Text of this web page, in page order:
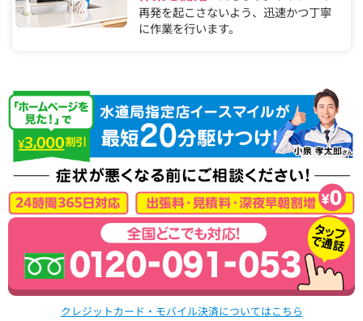
再発を起こさないよう、迅速かつ丁寧
に作業を行います。
クレジットカード・モバイル決済についてはこちら